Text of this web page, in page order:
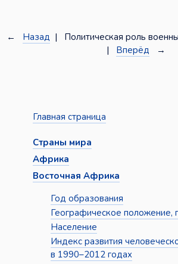
← Назад | Политическая роль
| Вперёд →
Главная страница
Страны мира
Африка
Восточная Африка
Год образования
Географическое положение,
Население
Индекс развития
в 1990–2012 годах